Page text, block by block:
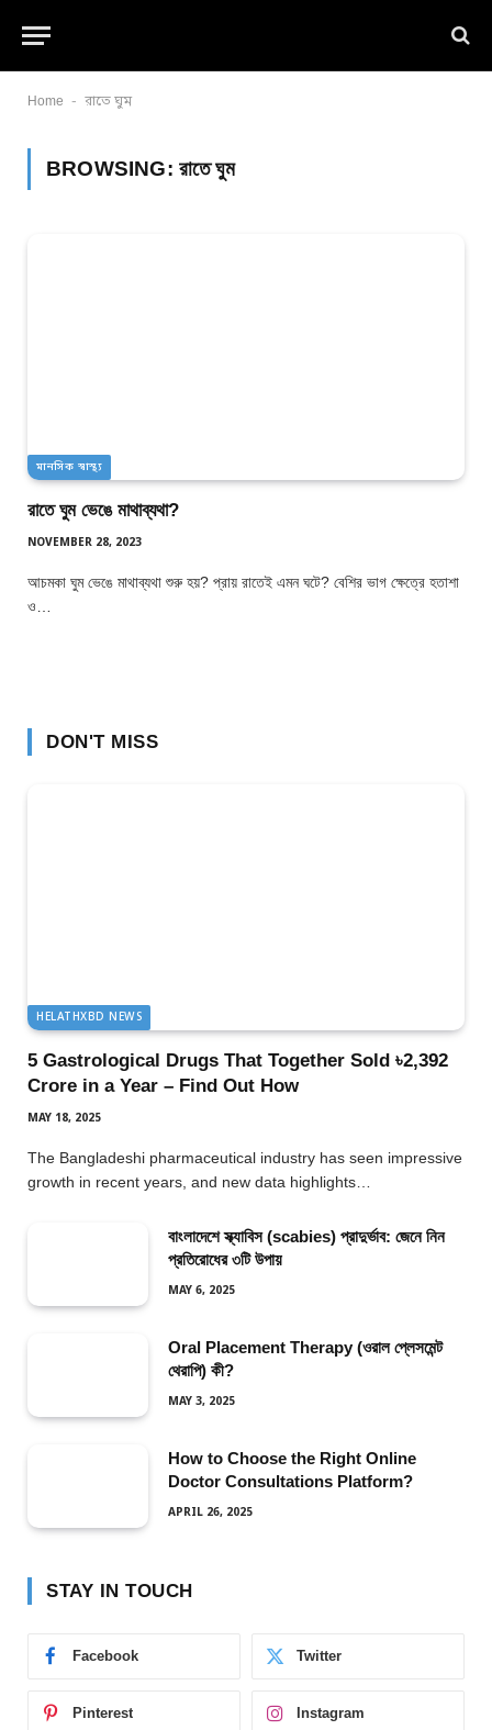
Home - রাতে ঘুম
BROWSING: রাতে ঘুম
মানসিক স্বাস্থ্য
রাতে ঘুম ভেঙে মাথাব্যথা?
NOVEMBER 28, 2023
আচমকা ঘুম ভেঙে মাথাব্যথা শুরু হয়? প্রায় রাতেই এমন ঘটে? বেশির ভাগ ক্ষেত্রে হতাশা
ও…
DON'T MISS
HELATHXBD NEWS
5 Gastrological Drugs That Together Sold ৳2,392
Crore in a Year – Find Out How
MAY 18, 2025
The Bangladeshi pharmaceutical industry has seen impressive
growth in recent years, and new data highlights…
বাংলাদেশে স্ক্যাবিস (scabies) প্রাদুর্ভাব: জেনে নিন
প্রতিরোধের ৩টি উপায়
MAY 6, 2025
Oral Placement Therapy (ওরাল প্লেসমেন্ট
থেরাপি) কী?
MAY 3, 2025
How to Choose the Right Online
Doctor Consultations Platform?
APRIL 26, 2025
STAY IN TOUCH
Facebook Twitter
Pinterest Instagram